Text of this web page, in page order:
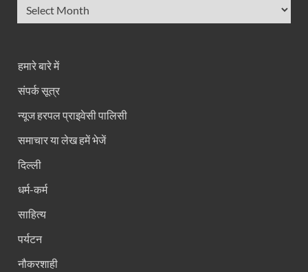
हमारे बारे में
संपर्क सूत्र
न्यूज हरपल प्राइवेसी पालिसी
समाचार या लेख हमें भेजें
दिल्ली
धर्म-कर्म
साहित्य
पर्यटन
नौकरशाही